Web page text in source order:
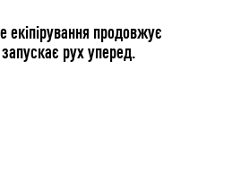
продовжує
рух уперед.